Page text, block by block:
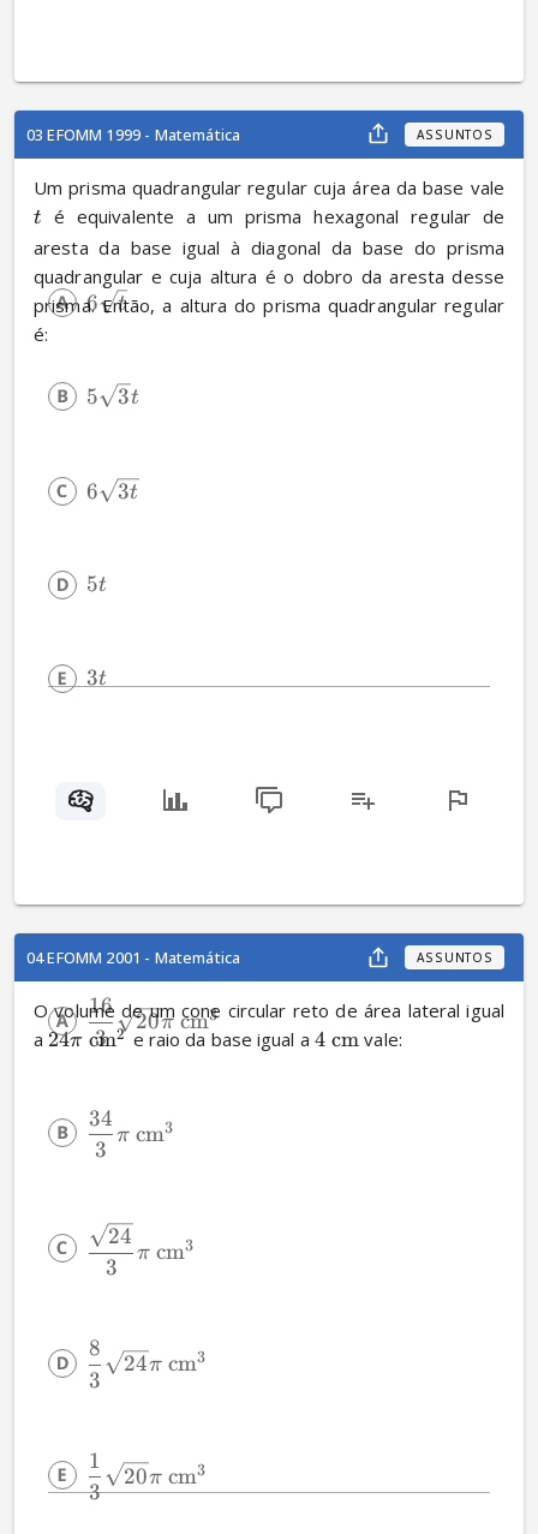
03 EFOMM 1999 - Matemática ASSUNTOS
Um prisma quadrangular regular cuja área da base vale
t
é equivalente a um prisma hexagonal regular de
aresta da base igual à diagonal da base do prisma
quadrangular e cuja altura é o dobro da aresta desse
prisma. Então, a altura do prisma quadrangular regular
é:
6 t
5 3t
6 3t
5t
3t
04 EFOMM 2001 - Matemática ASSUNTOS
O volume de um cone circular reto de área lateral igual
a 24π cm2 e raio da base igual a 4 cm vale:
3
16
20π cm3
3
34
π cm3
3
24
π cm3
3
8
24π cm3
3
1
20π cm3